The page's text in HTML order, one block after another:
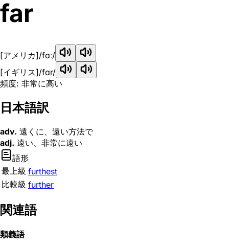
far
[アメリカ]/fɑː/
[イギリス]/fɑr/
頻度: 非常に高い
日本語訳
adv. 遠くに、遠い方法で
adj. 遠い、非常に遠い
語形
最上級 furthest
比較級 further
関連語
類義語